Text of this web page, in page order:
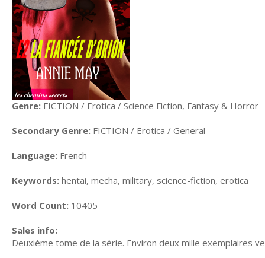
Genre: FICTION / Erotica / Science Fiction, Fantasy & Horror
Secondary Genre: FICTION / Erotica / General
Language: French
Keywords: hentai, mecha, military, science-fiction, erotica
Word Count: 10405
Sales info:
Deuxième tome de la série. Environ deux mille exemplaires